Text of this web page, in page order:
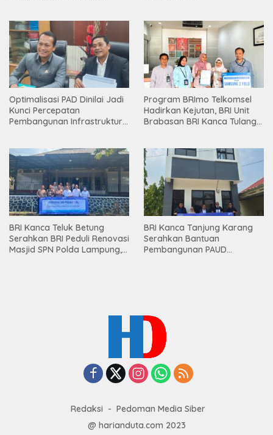
Optimalisasi PAD Dinilai Jadi
Kunci Percepatan
Pembangunan Infrastruktur
Program BRImo Telkomsel
Hadirkan Kejutan, BRI Unit
Brabasan BRI Kanca Tulang
Mesuji
BRI Kanca Teluk Betung
Serahkan BRI Peduli Renovasi
Masjid SPN Polda Lampung,
BRI Kanca Tanjung Karang
Serahkan Bantuan
Pembangunan PAUD
Redaksi
Pedoman Media Siber
@ harianduta.com 2023